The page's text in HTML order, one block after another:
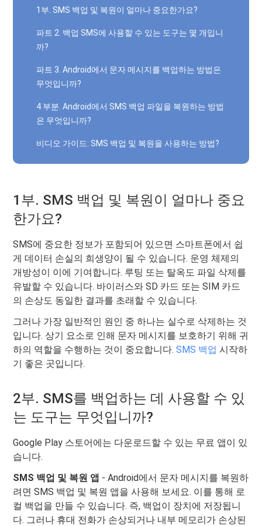
1부. SMS 백업 및 복원이 얼마나 중요한가요?
파트 2. 백업 SMS에 사용할 수 있는 도구는 몇 개입니
까?
파트 3. Android에서 문자 메시지를 백업하는 방법은
무엇입니까?
4 부분. Android에서 SMS 백업 파일을 복원하는 방법
은 무엇입니까?
비디오 가이드: SMS 백업 및 복원을 사용하는 방법?
1부. SMS 백업 및 복원이 얼마나 중요
한가요?
SMS에 중요한 정보가 포함되어 있으면 스마트폰에서 쉽
게 데이터 손실의 희생양이 될 수 있습니다. 운영 체제의
개방성이 이에 기여합니다. 루팅 또는 탈옥도 파일 삭제를
유발할 수 있습니다. 바이러스와 SD 카드 또는 SIM 카드
의 손상도 동일한 결과를 초래할 수 있습니다.
그러나 가장 일반적인 원인 중 하나는 실수로 삭제하는 것
입니다. 상기 요소로 인해 문자 메시지를 보호하기 위해 귀
하의 역할을 수행하는 것이 중요합니다.SMS 백업 시작하
기 좋은 곳입니다.
2부. SMS를 백업하는 데 사용할 수 있
는 도구는 무엇입니까?
Google Play 스토어에는 다운로드할 수 있는 무료 앱이 있
습니다.
SMS 백업 및 복원 앱 - Android에서 문자 메시지를 복원하
려면 SMS 백업 및 복원 앱을 사용해 보세요. 이를 통해 로
컬 백업을 만들 수 있습니다. 즉, 백업이 장치에 저장됩니
다. 그러나 휴대 전화가 손상되거나 내부 메모리가 손상된